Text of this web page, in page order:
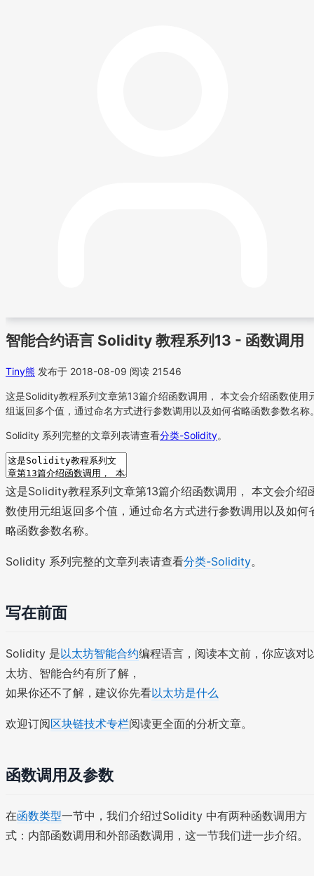
智能合约语言 Solidity 教程系列13 - 函数调用
Tiny熊 发布于 2018-08-09 阅读 21546
这是Solidity教程系列文章第13篇介绍函数调用， 本文会介绍函数使用
组返回多个值，通过命名方式进行参数调用以及如何省略函数参数名称
Solidity 系列完整的文章列表请查看分类-Solidity。
这是Solidity教程系列文章第13篇介绍函数调用， 本文会介绍
数使用元组返回多个值，通过命名方式进行参数调用以及如何
略函数参数名称。
Solidity 系列完整的文章列表请查看分类-Solidity。
写在前面
Solidity 是以太坊智能合约编程语言，阅读本文前，你应该对
太坊、智能合约有所了解，
如果你还不了解，建议你先看以太坊是什么
欢迎订阅区块链技术专栏阅读更全面的分析文章。
函数调用及参数
在函数类型一节中，我们介绍过Solidity 中有两种函数调用方
式：内部函数调用和外部函数调用，这一节我们进一步介绍。